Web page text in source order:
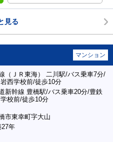
見る
マンション
（ＪＲ東海） 二川駅/バス乗車7分/
西学校前/徒歩10分
新幹線 豊橋駅/バス乗車20分/豊鉄
校前/徒歩10分
市東幸町字大山
年